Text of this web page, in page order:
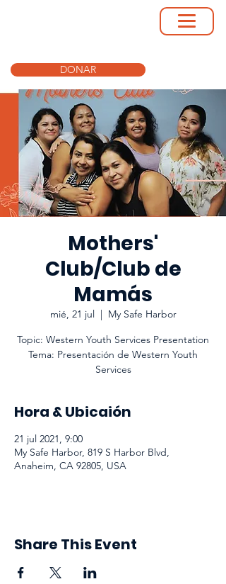
DONAR
Mothers'
Club/Club de
Mamás
mié, 21 jul
  |
My Safe Harbor
Topic: Western Youth Services Presentation
Tema: Presentación de Western Youth
Services
Hora & Ubicaión
21 jul 2021, 9:00
My Safe Harbor, 819 S Harbor Blvd,
Anaheim, CA 92805, USA
Share This Event